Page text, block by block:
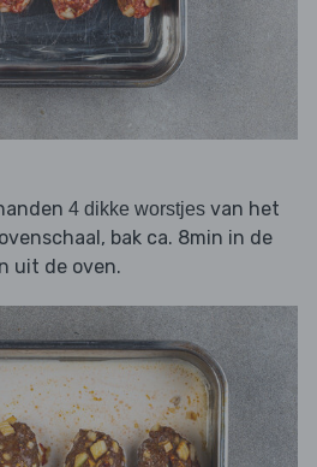
4 dikke worstjes van het
bak ca. 8min in de
uit de oven.